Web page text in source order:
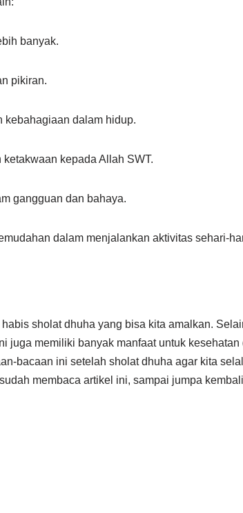
banyak.
pikiran.
kebahagiaan dalam hidup.
kepada Allah SWT.
gangguan dan bahaya.
dalam menjalankan aktivitas sehari-
sholat dhuha yang bisa kita amalkan.
juga memiliki banyak manfaat untuk
bacaan ini setelah sholat dhuha agar kita
membaca artikel ini, sampai jumpa